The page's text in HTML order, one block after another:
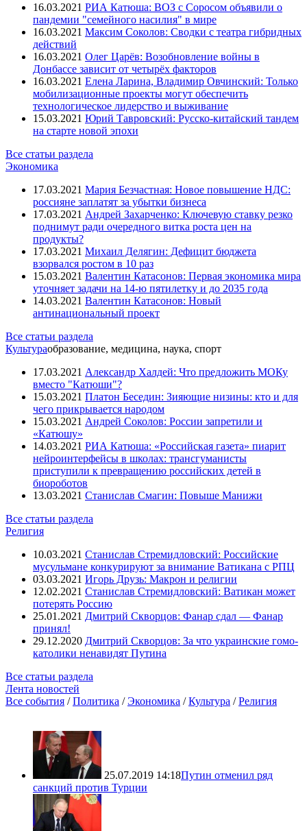
16.03.2021 РИА Катюша: ВОЗ с Соросом объявили о
пандемии "семейного насилия" в мире
16.03.2021 Максим Соколов: Сводки с театра гибридных
действий
16.03.2021 Олег Царёв: Возобновление войны в
Донбассе зависит от четырёх факторов
16.03.2021 Елена Ларина, Владимир Овчинский: Только
мобилизационные проекты могут обеспечить
технологическое лидерство и выживание
15.03.2021 Юрий Тавровский: Русско-китайский тандем
на старте новой эпохи
Все статьи раздела
Экономика
17.03.2021 Мария Безчастная: Новое повышение НДС:
россияне заплатят за убытки бизнеса
17.03.2021 Андрей Захарченко: Ключевую ставку резко
поднимут ради очередного витка роста цен на
продукты?
17.03.2021 Михаил Делягин: Дефицит бюджета
взорвался ростом в 10 раз
15.03.2021 Валентин Катасонов: Первая экономика мира
уточняет задачи на 14-ю пятилетку и до 2035 года
14.03.2021 Валентин Катасонов: Новый
антинациональный проект
Все статьи раздела
Культураобразование, медицина, наука, спорт
17.03.2021 Александр Халдей: Что предложить МОКу
вместо "Катюши"?
15.03.2021 Платон Беседин: Зияющие низины: кто и для
чего прикрывается народом
15.03.2021 Андрей Соколов: России запретили и
«Катюшу»
14.03.2021 РИА Катюша: «Российская газета» пиарит
нейроинтерфейсы в школах: трансгуманисты
приступили к превращению российских детей в
биороботов
13.03.2021 Станислав Смагин: Повыше Манижи
Все статьи раздела
Религия
10.03.2021 Станислав Стремидловский: Российские
мусульмане конкурируют за внимание Ватикана с РПЦ
03.03.2021 Игорь Друзь: Макрон и религии
12.02.2021 Станислав Стремидловский: Ватикан может
потерять Россию
25.01.2021 Дмитрий Скворцов: Фанар сдал — Фанар
принял!
29.12.2020 Дмитрий Скворцов: За что украинские гомо-
католики ненавидят Путина
Все статьи раздела
Лента новостей
Все события /Политика /Экономика /Культура /Религия
25.07.2019 14:18Путин отменил ряд
санкций против Турции